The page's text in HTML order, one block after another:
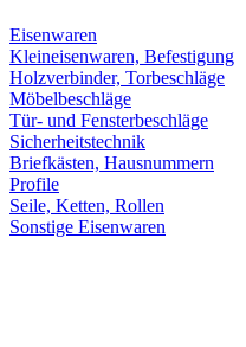
Eisenwaren
Kleineisenwaren, Befestigung
Holzverbinder, Torbeschläge
Möbelbeschläge
Tür- und Fensterbeschläge
Sicherheitstechnik
Briefkästen, Hausnummern
Profile
Seile, Ketten, Rollen
Sonstige Eisenwaren